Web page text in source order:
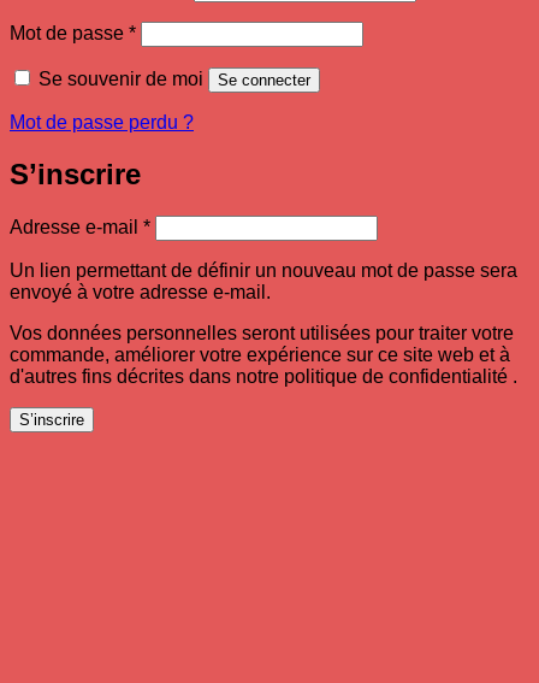
Mot de passe *Obligatoire
Se souvenir de moi Se connecter
Mot de passe perdu ?
S’inscrire
Adresse e-mail *Obligatoire
Un lien permettant de définir un nouveau mot de passe sera
envoyé à votre adresse e-mail.
Vos données personnelles seront utilisées pour traiter votre
commande, améliorer votre expérience sur ce site web et à
d'autres fins décrites dans notre politique de confidentialité .
S’inscrire